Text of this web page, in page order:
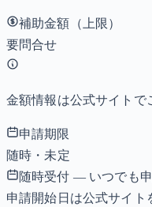
補助金額（上限）
要問合せ
金額情報は公式サイトで
申請期限
随時・未定
随時受付 — いつでも
申請開始日は公式サイト